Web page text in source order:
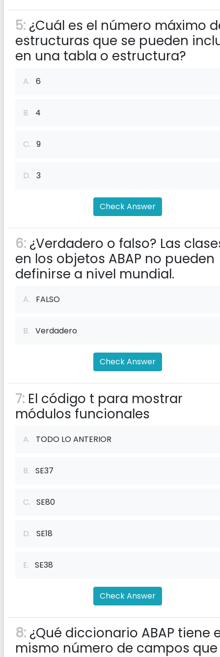
5: ¿Cuál es el número máximo
estructuras que se pueden
en una tabla o estructura?
A. 6
B. 4
C. 9
D. 3
Check Answer
6: ¿Verdadero o falso? Las
en los objetos ABAP no pueden
definirse a nivel mundial.
A. FALSO
B. Verdadero
Check Answer
7: El código t para mostrar
módulos funcionales
A. TODO LO ANTERIOR
B. SE37
C. SE80
D. SE18
E. SE38
Check Answer
8: ¿Qué diccionario ABAP tiene
mismo número de campos